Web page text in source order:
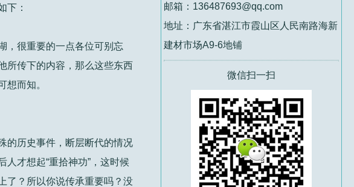
下：
，很重要的一点各位可别忘
所传下的内容，那么这些东西
想而知。
的历史事件，断层断代的情况
才想起“重拾神功”，这时候
了？所以你说传承重要吗？没
邮箱：136487693@qq.com
地址：广东省湛江市霞山区人民南路海新
建材市场A9-6地铺
微信扫一扫